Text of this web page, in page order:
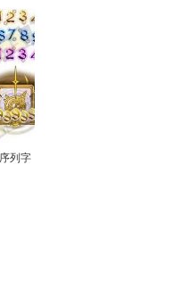
列字